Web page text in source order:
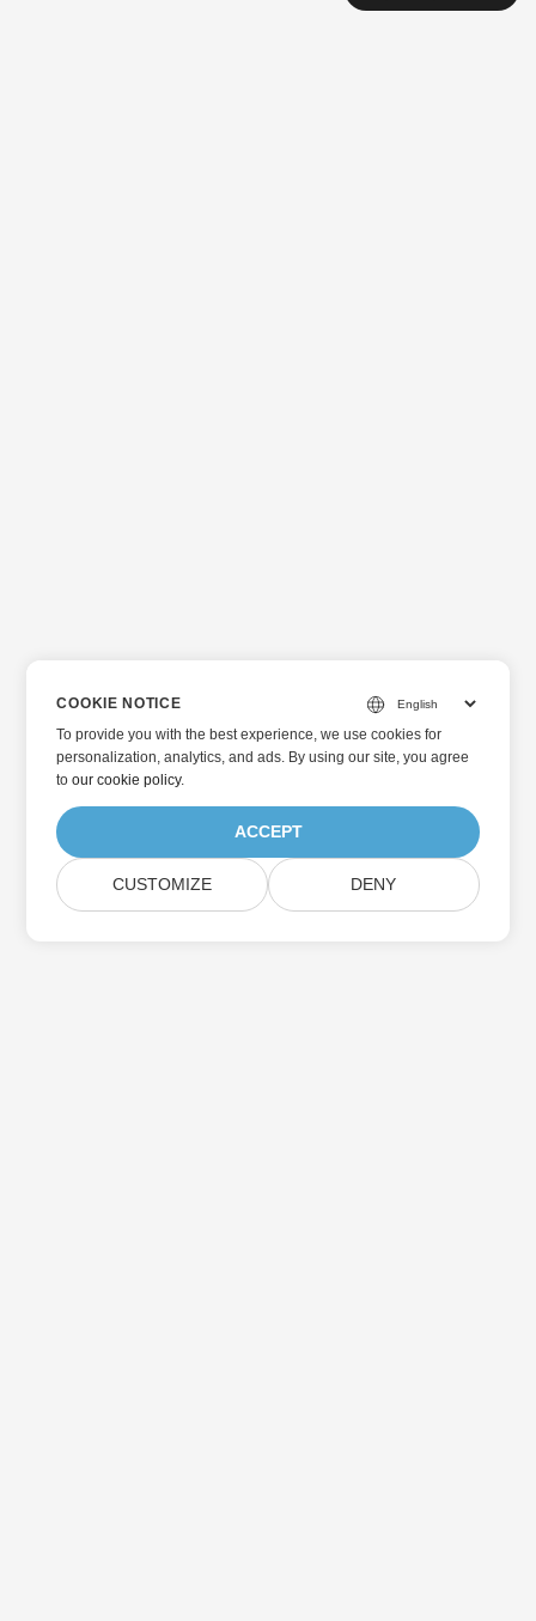
COOKIE NOTICE
To provide you with the best experience, we use cookies for
personalization, analytics, and ads. By using our site, you agree
toour cookie policy.
ACCEPT
CUSTOMIZE DENY